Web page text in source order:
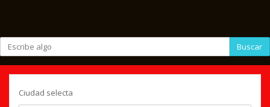
Buscar
Ciudad selecta